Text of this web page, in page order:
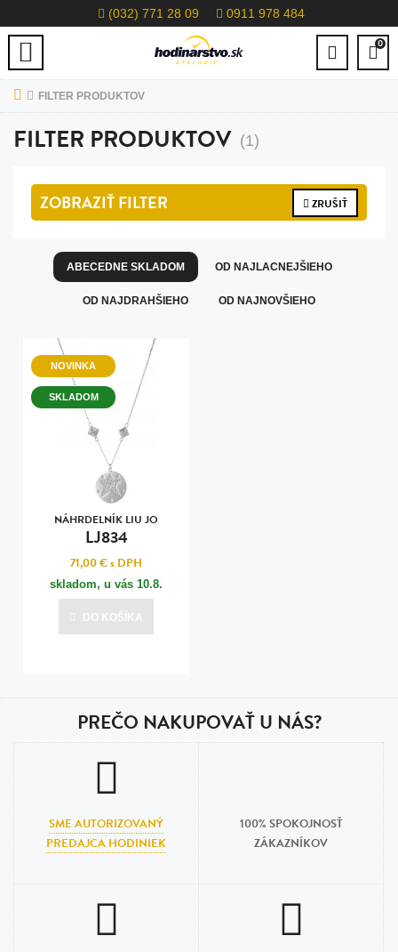
(032) 771 28 09 0911 978 484
0
FILTER PRODUKTOV
FILTER PRODUKTOV (1)
ZOBRAZIŤFILTER ZRUŠIŤ
ABECEDNE SKLADOM OD NAJLACNEJŠIEHO
OD NAJDRAHŠIEHO OD NAJNOVŠIEHO
NOVINKA
SKLADOM
NÁHRDELNÍK LIU JO
LJ834
71,00 €s DPH
skladom, u vás 10.8.
DO KOŠÍKA
PREČO NAKUPOVAŤ U NÁS?
SME AUTORIZOVANÝ
PREDAJCA HODINIEK
100% SPOKOJNOSŤ
ZÁKAZNÍKOV